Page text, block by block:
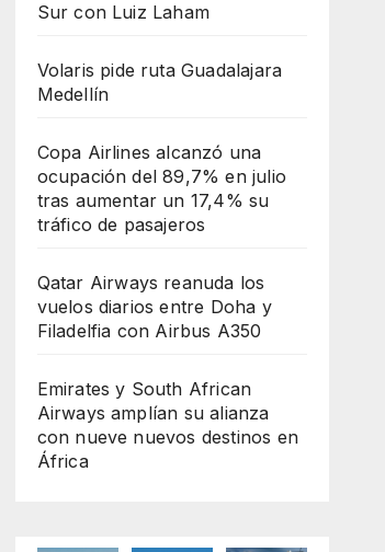
Sur con Luiz Laham
Volaris pide ruta Guadalajara
Medellín
Copa Airlines alcanzó una
ocupación del 89,7% en julio
tras aumentar un 17,4% su
tráfico de pasajeros
Qatar Airways reanuda los
vuelos diarios entre Doha y
Filadelfia con Airbus A350
Emirates y South African
Airways amplían su alianza
con nueve nuevos destinos en
África